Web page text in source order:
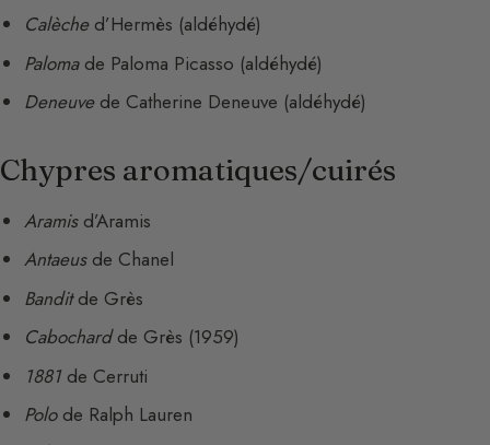
Calèched’Hermès (aldéhydé)
Palomade Paloma Picasso (aldéhydé)
Deneuvede Catherine Deneuve (aldéhydé)
Chypres aromatiques/cuirés
Aramisd’Aramis
Antaeusde Chanel
Banditde Grès
Cabochardde Grès (1959)
1881de Cerruti
Polode Ralph Lauren